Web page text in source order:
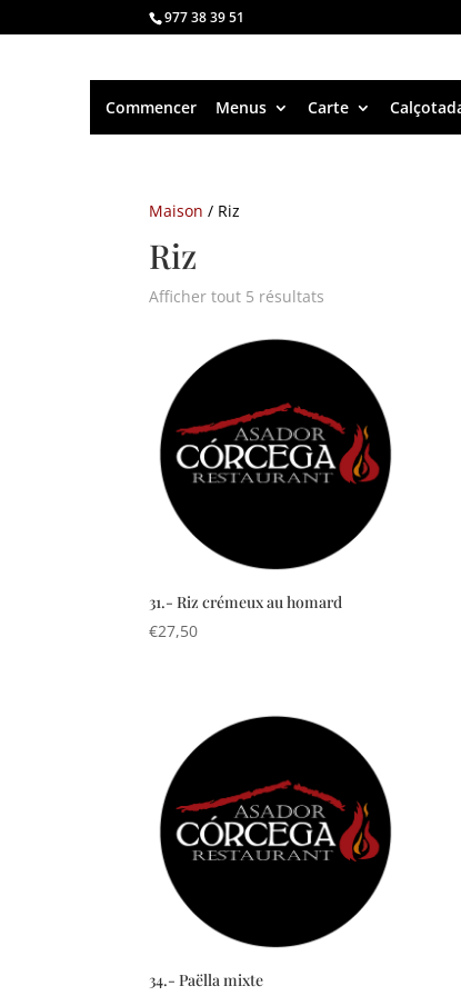
977 38 39 51
Commencer Menus Carte
Maison / Riz
Riz
Afficher tout 5 résultats
31.- Riz crémeux au homard
€27,50
34.- Paëlla mixte